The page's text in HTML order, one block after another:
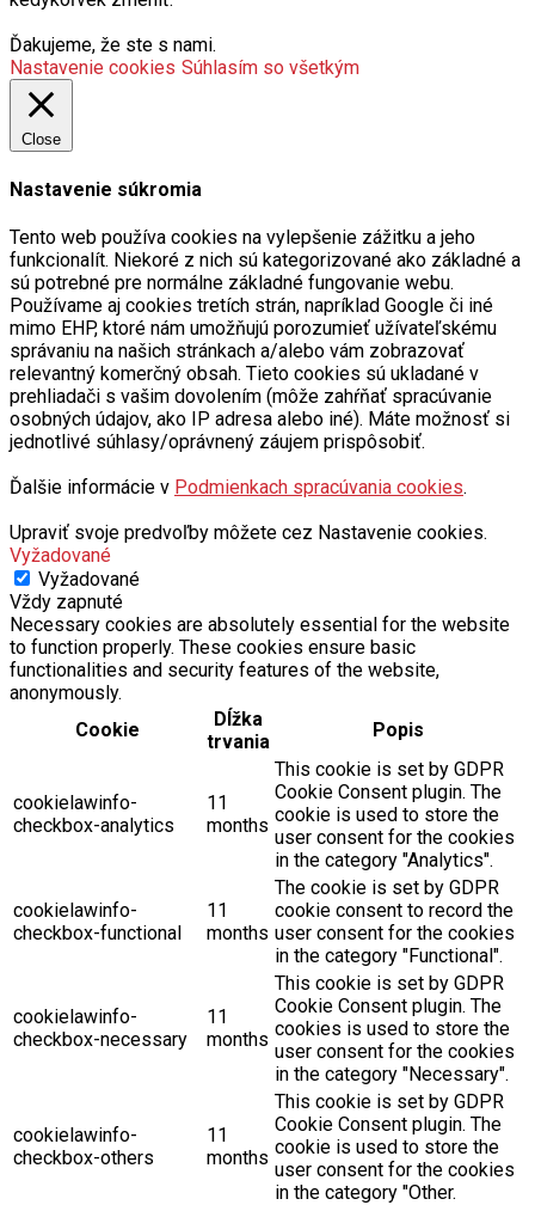
Ďakujeme, že ste s nami.
Nastavenie cookies Súhlasím so všetkým
Close
Nastavenie súkromia
Tento web používa cookies na vylepšenie zážitku a jeho
funkcionalít. Niekoré z nich sú kategorizované ako základné a
sú potrebné pre normálne základné fungovanie webu.
Používame aj cookies tretích strán, napríklad Google či iné
mimo EHP, ktoré nám umožňujú porozumieť užívateľskému
správaniu na našich stránkach a/alebo vám zobrazovať
relevantný komerčný obsah. Tieto cookies sú ukladané v
prehliadači s vašim dovolením (môže zahŕňať spracúvanie
osobných údajov, ako IP adresa alebo iné). Máte možnosť si
jednotlivé súhlasy/oprávnený záujem prispôsobiť.
Ďalšie informácie v Podmienkach spracúvania cookies.
Upraviť svoje predvoľby môžete cez Nastavenie cookies.
Vyžadované
Vyžadované
Vždy zapnuté
Necessary cookies are absolutely essential for the website
to function properly. These cookies ensure basic
functionalities and security features of the website,
anonymously.
Cookie
Dĺžka
trvania
Popis
cookielawinfo-
checkbox-analytics
11
months
This cookie is set by GDPR
Cookie Consent plugin. The
cookie is used to store the
user consent for the cookies
in the category "Analytics".
cookielawinfo-
checkbox-functional
11
months
The cookie is set by GDPR
cookie consent to record the
user consent for the cookies
in the category "Functional".
cookielawinfo-
checkbox-necessary
11
months
This cookie is set by GDPR
Cookie Consent plugin. The
cookies is used to store the
user consent for the cookies
in the category "Necessary".
cookielawinfo-
checkbox-others
11
months
This cookie is set by GDPR
Cookie Consent plugin. The
cookie is used to store the
user consent for the cookies
in the category "Other.